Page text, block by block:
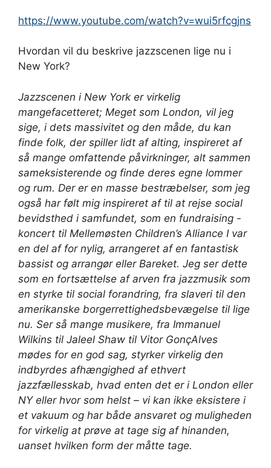
https://www.youtube.com/watch?v=wui5rfcgjns
Hvordan vil du beskrive jazzscenen lige nu i
New York?
Jazzscenen i New York er virkelig
mangefacetteret; Meget som London, vil jeg
sige, i dets massivitet og den måde, du kan
finde folk, der spiller lidt af alting, inspireret af
så mange omfattende påvirkninger, alt sammen
sameksisterende og finde deres egne lommer
og rum. Der er en masse bestræbelser, som jeg
også har følt mig inspireret af til at rejse social
bevidsthed i samfundet, som en fundraising -
koncert til Mellemøsten Children’s Alliance I var
en del af for nylig, arrangeret af en fantastisk
bassist og arrangør eller Bareket. Jeg ser dette
som en fortsættelse af arven fra jazzmusik som
en styrke til social forandring, fra slaveri til den
amerikanske borgerrettighedsbevægelse til lige
nu. Ser så mange musikere, fra Immanuel
Wilkins til Jaleel Shaw til Vitor GonçAlves
mødes for en god sag, styrker virkelig den
indbyrdes afhængighed af ethvert
jazzfællesskab, hvad enten det er i London eller
NY eller hvor som helst – vi kan ikke eksistere i
et vakuum og har både ansvaret og muligheden
for virkelig at prøve at tage sig af hinanden,
uanset hvilken form der måtte tage.